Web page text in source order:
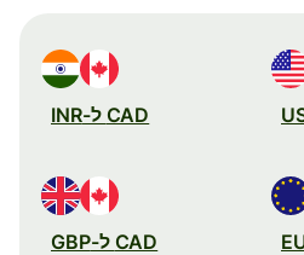
CAD ל-INR
CAD ל-GBP